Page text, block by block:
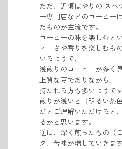
ただ、近頃はやりの スペ
ー専門店などのコーヒー
たものが主流です。
コーヒーの味を楽しむと
ィーさや香りを楽しむも
いるようで、
浅煎りのコーヒーが多く
上質な豆でありながら、
持たれる方も多いようです
煎りが浅いと（明るい茶
だとご理解いただけると
るかと思います。
逆に、深く煎ったもの（
ク、苦味が増していきます